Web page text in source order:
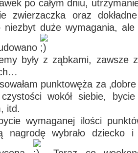
po całym dniu,
zwierzaczka oraz
niezbyt duże wymagania,
były z ząbkami, zawsze
punktowęża za ‚dobre
wokół siebie,
itd.
wymaganej ilości
nagrodę wybrało dziecko